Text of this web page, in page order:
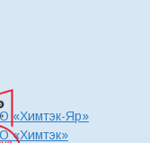
«Химтэк-Яр»
«Химтэк»